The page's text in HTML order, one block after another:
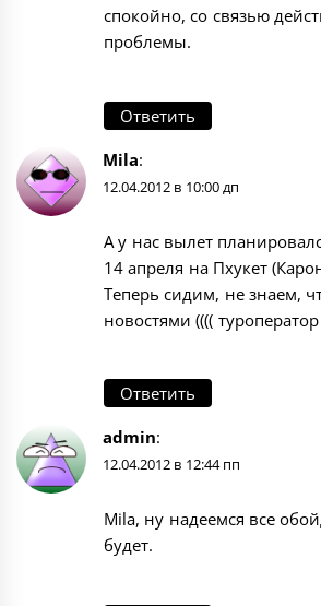
спокойно, со связью
проблемы.
Ответить
Mila:
12.04.2012 в 10:00 дп
А у нас вылет
14 апреля на Пхукет
Теперь сидим, не знаем,
новостями ((((
Ответить
admin:
12.04.2012 в 12:44 пп
Mila, ну надеемся все
будет.